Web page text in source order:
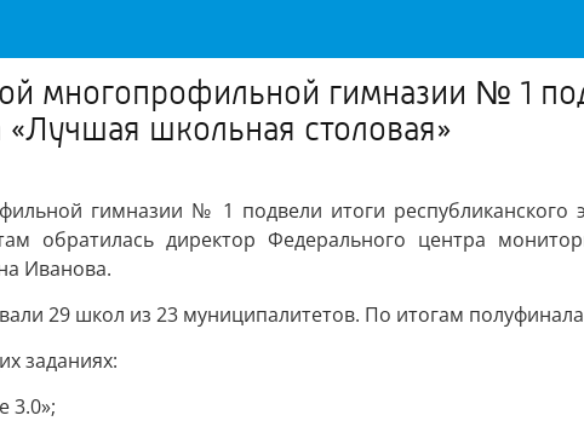
многопрофильной гимназии № 1
«Лучшая школьная столовая»
гимназии № 1 подвели итоги республиканского
обратилась директор Федерального центра
Иванова.
29 школ из 23 муниципалитетов. По итогам
заданиях:
3.0»;